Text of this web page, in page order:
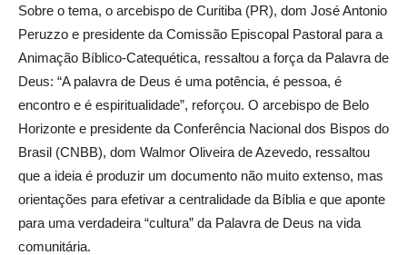
Sobre o tema, o arcebispo de Curitiba (PR), dom José Antonio
Peruzzo e presidente da Comissão Episcopal Pastoral para a
Animação Bíblico-Catequética, ressaltou a força da Palavra de
Deus: “A palavra de Deus é uma potência, é pessoa, é
encontro e é espiritualidade”, reforçou. O arcebispo de Belo
Horizonte e presidente da Conferência Nacional dos Bispos do
Brasil (CNBB), dom Walmor Oliveira de Azevedo, ressaltou
que a ideia é produzir um documento não muito extenso, mas
orientações para efetivar a centralidade da Bíblia e que aponte
para uma verdadeira “cultura” da Palavra de Deus na vida
comunitária.